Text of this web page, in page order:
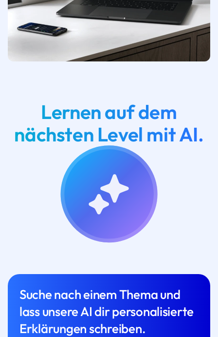
Lernen auf dem
nächsten Level mit AI.
Suche nach einem Thema und
lass unsere AI dir personalisierte
Erklärungen schreiben.